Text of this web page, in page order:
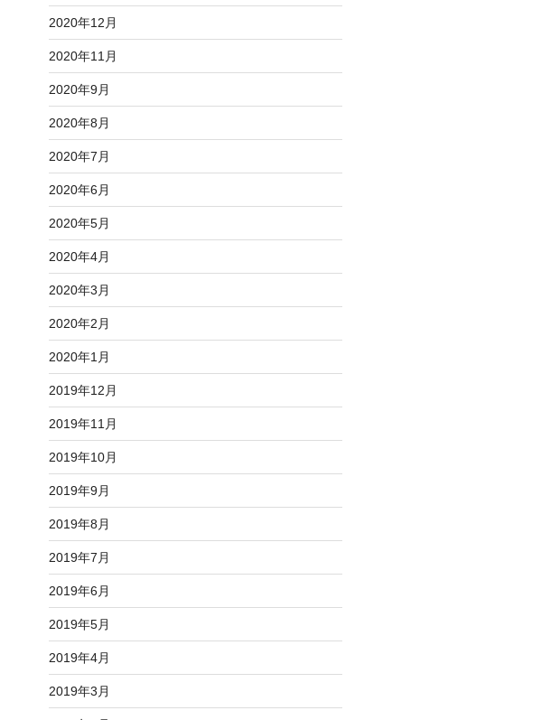
2020年12月
2020年11月
2020年9月
2020年8月
2020年7月
2020年6月
2020年5月
2020年4月
2020年3月
2020年2月
2020年1月
2019年12月
2019年11月
2019年10月
2019年9月
2019年8月
2019年7月
2019年6月
2019年5月
2019年4月
2019年3月